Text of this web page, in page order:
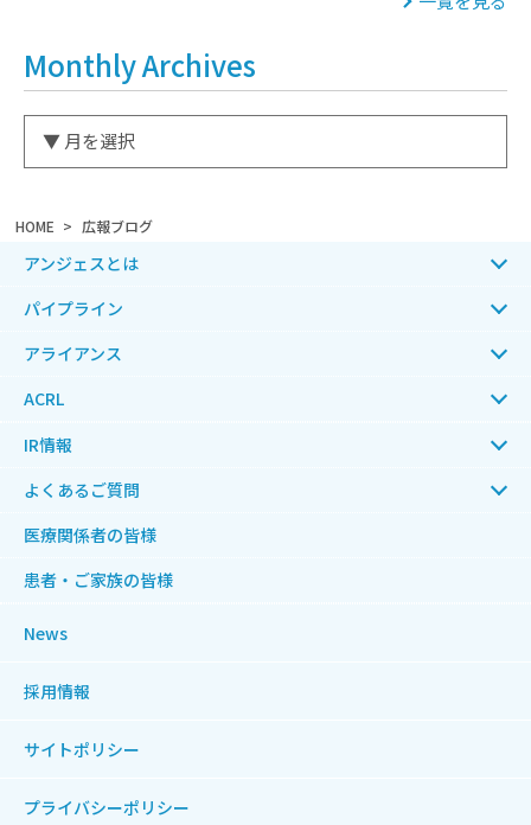
HOME 広報ブログ
Monthly Archives
アンジェスとは
パイプライン
アライアンス
ACRL
IR情報
よくあるご質問
医療関係者の皆様
患者・ご家族の皆様
News
採用情報
サイトポリシー
プライバシーポリシー